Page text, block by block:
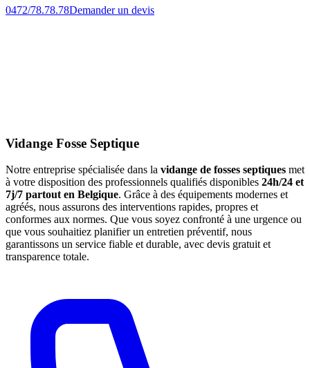
0472/78.78.78Demander un devis
Vidange Fosse Septique
Notre entreprise spécialisée dans la vidange de fosses septiques met
à votre disposition des professionnels qualifiés disponibles 24h/24 et
7j/7 partout en Belgique. Grâce à des équipements modernes et
agréés, nous assurons des interventions rapides, propres et
conformes aux normes. Que vous soyez confronté à une urgence ou
que vous souhaitiez planifier un entretien préventif, nous
garantissons un service fiable et durable, avec devis gratuit et
transparence totale.